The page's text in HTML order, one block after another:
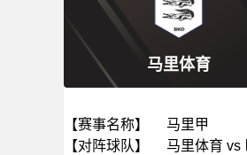
马里体育
【赛事名称】
马里甲
【对阵球队】
马里体育 vs